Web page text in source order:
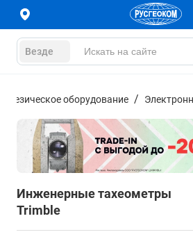
Везде
оборудование
Инженерные тахеометры
Trimble